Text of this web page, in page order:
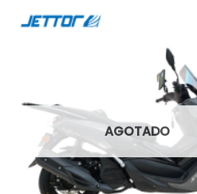
AGOTADO